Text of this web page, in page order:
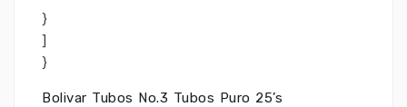
}
]
}
Bolivar Tubos No.3 Tubos Puro 25’s